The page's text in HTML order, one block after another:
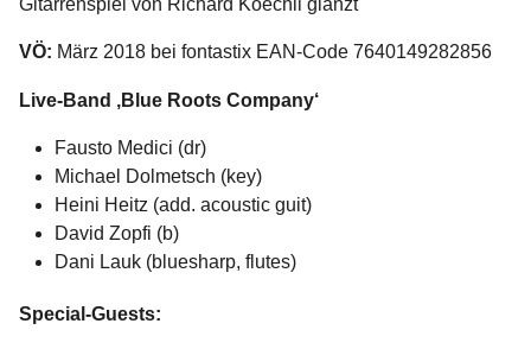
Gitarrenspiel von Richard Koechli glänzt
VÖ: März 2018 bei fontastix EAN-Code 7640149282856
Live-Band ‚Blue Roots Company‘
Fausto Medici (dr)
Michael Dolmetsch (key)
Heini Heitz (add. acoustic guit)
David Zopfi (b)
Dani Lauk (bluesharp, flutes)
Special-Guests: